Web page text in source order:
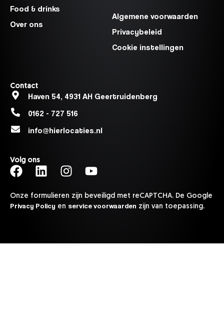
Food & drinks
Over ons
Algemene voorwaarden
Privacybeleid
Cookie instellingen
Contact
Haven 54, 4931 AH Geertruidenberg
0162 - 727 516
info@hierlocaties.nl
Volg ons
Onze formulieren zijn beveiligd met reCAPTCHA. De Google
Privacy Policy en service voorwaarden zijn van toepassing.